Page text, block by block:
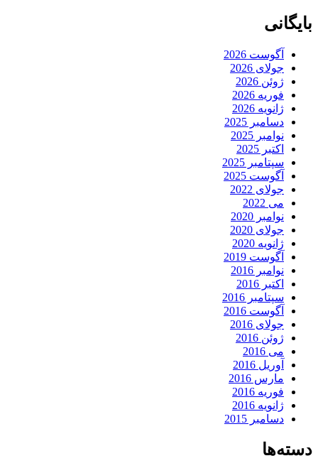
بایگانی
آگوست 2026
جولای 2026
ژوئن 2026
فوریه 2026
ژانویه 2026
دسامبر 2025
نوامبر 2025
اکتبر 2025
سپتامبر 2025
آگوست 2025
جولای 2022
می 2022
نوامبر 2020
جولای 2020
ژانویه 2020
آگوست 2019
نوامبر 2016
اکتبر 2016
سپتامبر 2016
آگوست 2016
جولای 2016
ژوئن 2016
می 2016
آوریل 2016
مارس 2016
فوریه 2016
ژانویه 2016
دسامبر 2015
دسته‌ها